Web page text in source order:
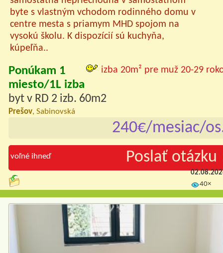
byte s vlastným vchodom rodinného domu v
centre mesta s priamym MHD spojom na
vysokú školu. K dispozícií sú kuchyňa,
kúpeľňa..
izba 20m² pre muž 20-29
Ponúkam 1
miesto/1L izba
byt v RD 2 izb. 60m2
Prešov, Sabinovská
240€/mesiac/
voľné ihneď Poslať otázku
40×